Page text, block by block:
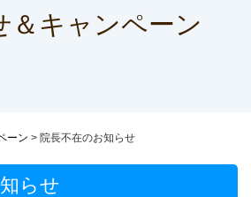
＆キャンペーン
ーン > 院長不在のお知らせ
らせ